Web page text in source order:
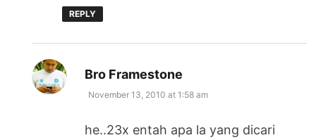
REPLY
Bro Framestone
November 13, 2010 at 1:58 am
he..23x entah apa la yang dicari